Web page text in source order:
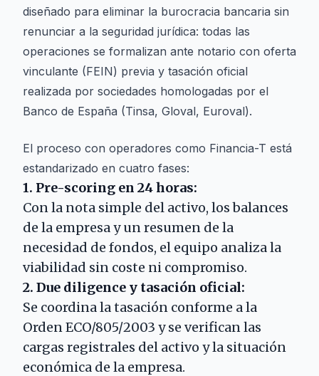
diseñado para eliminar la burocracia bancaria sin
renunciar a la seguridad jurídica: todas las
operaciones se formalizan ante notario con oferta
vinculante (FEIN) previa y tasación oficial
realizada por sociedades homologadas por el
Banco de España (Tinsa, Gloval, Euroval).
El proceso con operadores como Financia-T está
estandarizado en cuatro fases:
1. Pre-scoring en 24 horas:
Con la nota simple del activo, los balances
de la empresa y un resumen de la
necesidad de fondos, el equipo analiza la
viabilidad sin coste ni compromiso.
2. Due diligence y tasación oficial:
Se coordina la tasación conforme a la
Orden ECO/805/2003 y se verifican las
cargas registrales del activo y la situación
económica de la empresa.